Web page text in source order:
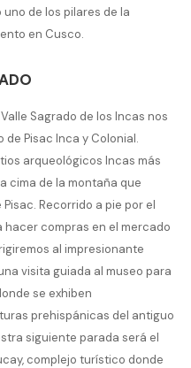
de los pilares de la
en Cusco.
Sagrado de los Incas nos
Pisac Inca y Colonial.
arqueológicos Incas más
cima de la montaña que
Recorrido a pie por el
hacer compras en el mercado
al impresionante
visita guiada al museo para
se exhiben
prehispánicas del antiguo
siguiente parada será el
complejo turístico donde